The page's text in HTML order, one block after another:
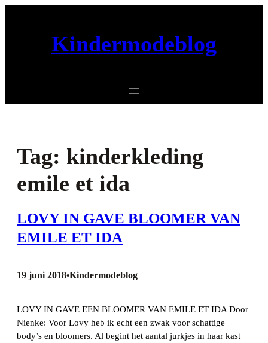
Kindermodeblog
Tag: kinderkleding
emile et ida
LOVY IN GAVE BLOOMER VAN
EMILE ET IDA
19 juni 2018•Kindermodeblog
LOVY IN GAVE EEN BLOOMER VAN EMILE ET IDA Door
Nienke: Voor Lovy heb ik echt een zwak voor schattige
body’s en bloomers. Al begint het aantal jurkjes in haar kast